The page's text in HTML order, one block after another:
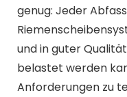
genug: Jeder
und in guter
belastet werden
Anforderungen zu